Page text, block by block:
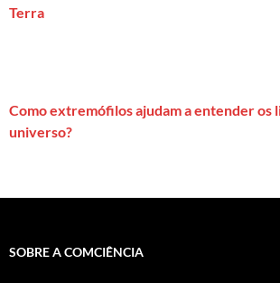
Terra
Como extremófilos ajudam a entender os
universo?
SOBRE A COMCIÊNCIA